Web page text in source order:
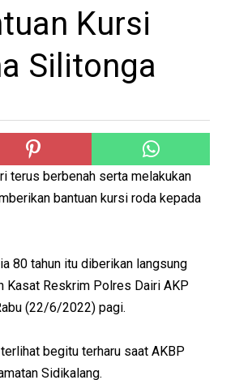
Kursi
Silitonga
terus berbenah serta melakukan
bantuan kursi roda kepada
80 tahun itu diberikan langsung
Kasat Reskrim Polres Dairi AKP
(22/6/2022) pagi.
begitu terharu saat AKBP
Sidikalang.